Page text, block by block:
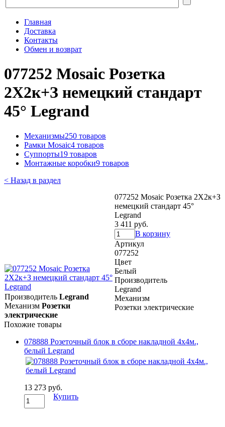
Главная
Доставка
Контакты
Обмен и возврат
077252 Mosaic Розетка
2Х2к+З немецкий стандарт
45° Legrand
Механизмы250 товаров
Рамки Mosaic4 товаров
Суппорты19 товаров
Монтажные коробки9 товаров
< Назад в раздел
077252 Mosaic Розетка 2Х2к+З
немецкий стандарт 45°
Legrand
3 411 руб.
В корзину
Артикул
077252
Цвет
Белый
Производитель
Legrand
Механизм
Розетки электрические
Производитель Legrand
Механизм Розетки
электрические
Похожие товары
078888 Розеточный блок в сборе накладной 4х4м.,
белый Legrand
13 273 руб.
Купить